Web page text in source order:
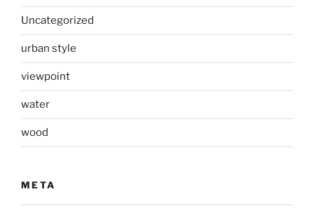
Uncategorized
urban style
viewpoint
water
wood
META